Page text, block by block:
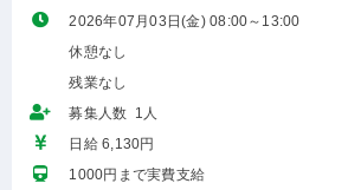
2026年07月03日(金) 08:00～13:00
休憩なし
残業なし
募集人数 1人
日給 6,130円
1000円まで実費支給